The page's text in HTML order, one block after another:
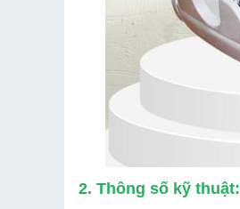
2. Thông số kỹ thuật: